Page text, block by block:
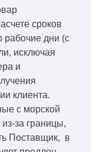
сроков
рабочие дни (с
исключая
и
клиента.
с морской
за границы,
Поставщик, в